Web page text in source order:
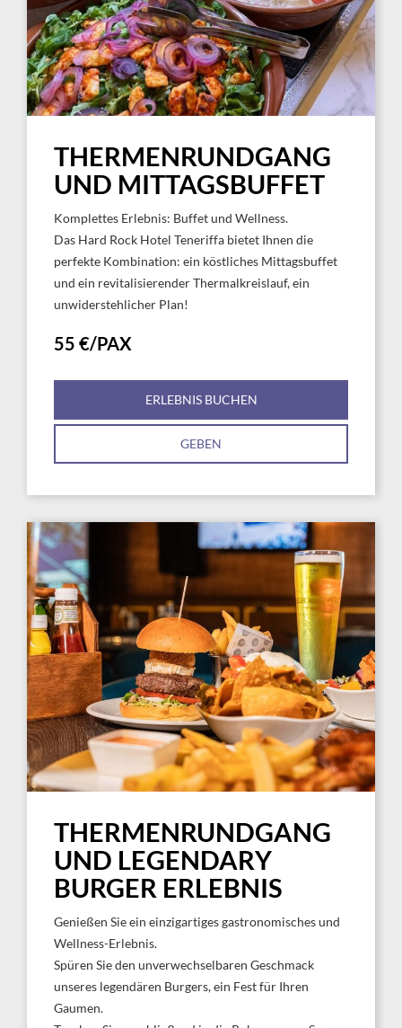
THERMENRUNDGANG
UND MITTAGSBUFFET
Komplettes Erlebnis: Buffet und Wellness.
Das Hard Rock Hotel Teneriffa bietet Ihnen die
perfekte Kombination: ein köstliches Mittagsbuffet
und ein revitalisierender Thermalkreislauf, ein
unwiderstehlicher Plan!
55 €/PAX
ERLEBNIS BUCHEN
GEBEN
THERMENRUNDGANG
UND LEGENDARY
BURGER ERLEBNIS
Genießen Sie ein einzigartiges gastronomisches und
Wellness-Erlebnis.
Spüren Sie den unverwechselbaren Geschmack
unseres legendären Burgers, ein Fest für Ihren
Gaumen.